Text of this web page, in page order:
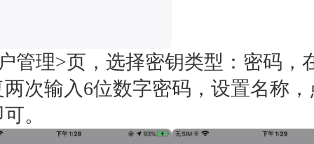
管理>页，选择密钥类型：密码，
两次输入6位数字密码，设置名称
。